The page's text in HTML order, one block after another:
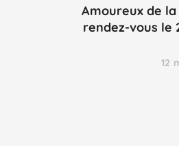
Amoureux de
rendez-vous le
12